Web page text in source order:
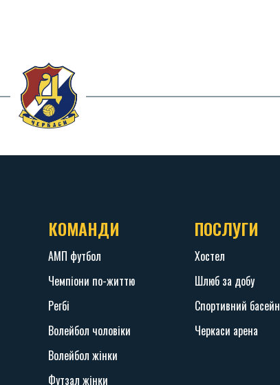
КОМАНДИ
АМП футбол
Чемпіони по-життю
Регбі
Волейбол чоловіки
Волейбол жінки
Футзал жінки
ПОСЛУГИ
Хостел
Шлюб за добу
Спортивний басейн
Черкаси арена